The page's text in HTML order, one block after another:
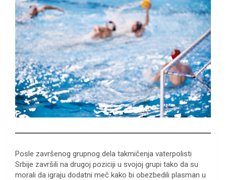
Posle završenog grupnog dela takmičenja vaterpolisti
Srbije završili na drugoj poziciji u svojoj grupi tako da su
morali da igraju dodatni meč kako bi obezbedili plasman u